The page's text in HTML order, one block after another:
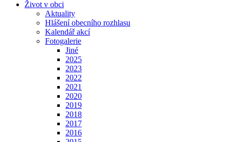
Život v obci
Aktuality
Hlášení obecního rozhlasu
Kalendář akcí
Fotogalerie
Jiné
2025
2023
2022
2021
2020
2019
2018
2017
2016